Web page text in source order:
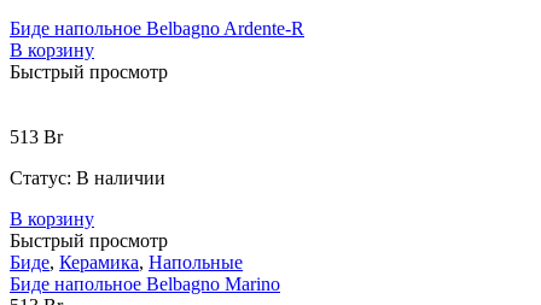
Биде напольное Belbagno Ardente-R
В корзину
Быстрый просмотр
513 Br
Статус: В наличии
В корзину
Быстрый просмотр
Биде, Керамика, Напольные
Биде напольное Belbagno Marino